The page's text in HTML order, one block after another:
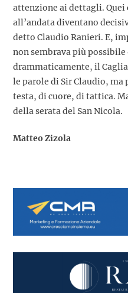
attenzione ai dettagli. Quei
all’andata diventano
detto Claudio Ranieri. E,
non sembrava più
drammaticamente, il
le parole di Sir Claudio,
testa, di cuore, di tattica.
della serata del San Nicola.
Matteo Zizola